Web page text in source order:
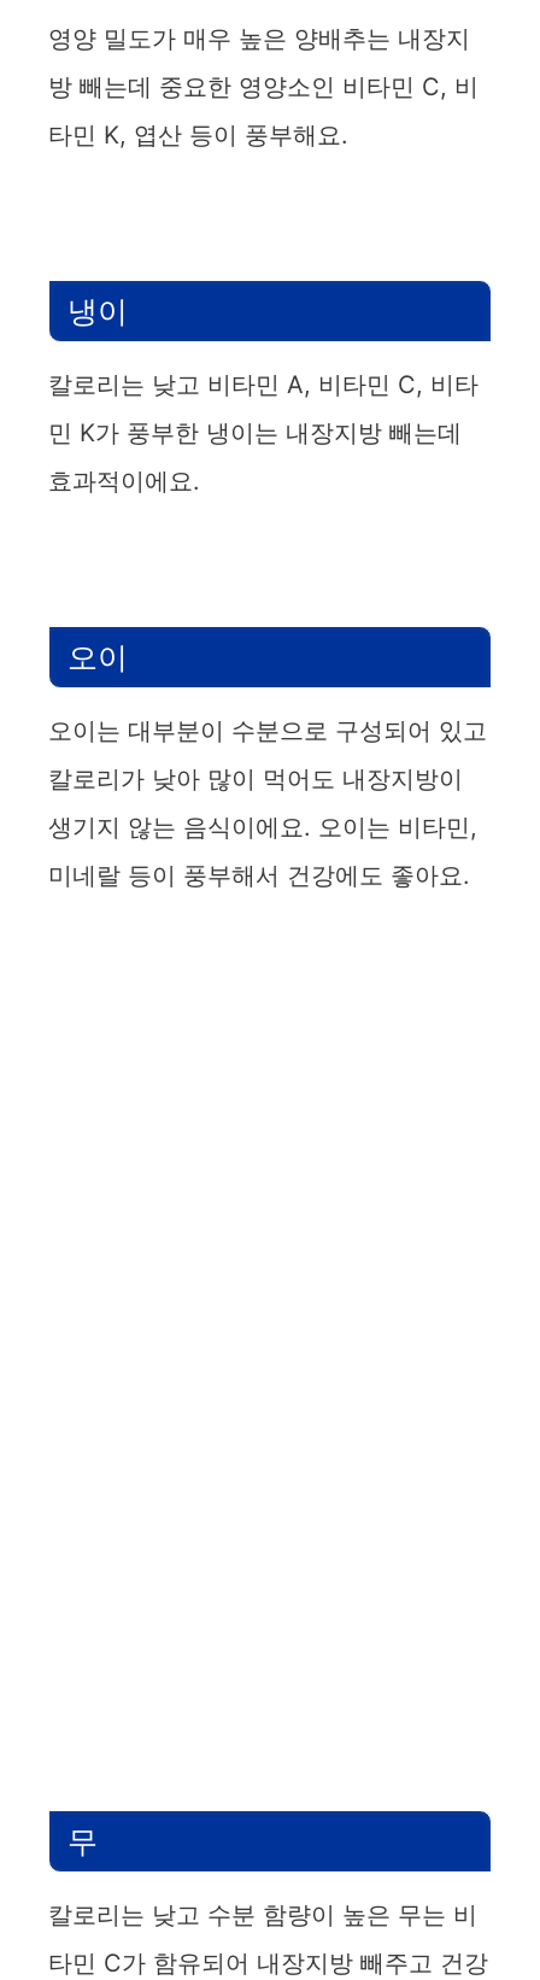
영양 밀도가 매우 높은 양배추는 내장지
방 빼는데 중요한 영양소인 비타민 C, 비
타민 K, 엽산 등이 풍부해요.
냉이
칼로리는 낮고 비타민 A, 비타민 C, 비타
민 K가 풍부한 냉이는 내장지방 빼는데
효과적이에요.
오이
오이는 대부분이 수분으로 구성되어 있고
칼로리가 낮아 많이 먹어도 내장지방이
생기지 않는 음식이에요. 오이는 비타민,
미네랄 등이 풍부해서 건강에도 좋아요.
무
칼로리는 낮고 수분 함량이 높은 무는 비
타민 C가 함유되어 내장지방 빼주고 건강